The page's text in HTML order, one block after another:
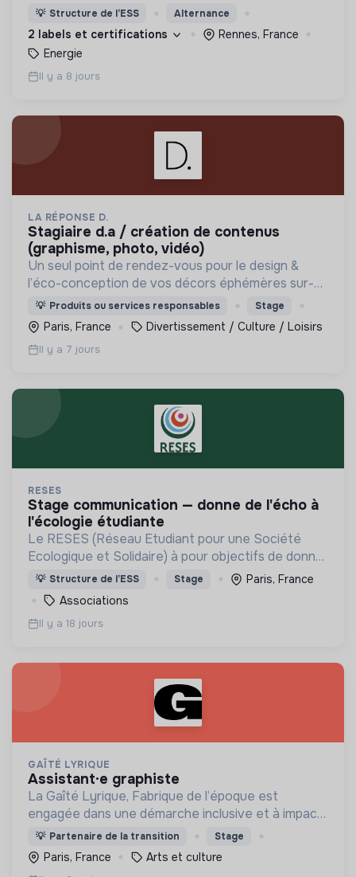
💡 Structure de l’ESS Alternance
2 labels et certifications
Rennes, France
Energie
Il y a 8 jours
LA RÉPONSE D.
stagiaire d.a / création de contenus
(graphisme, photo, vidéo)
Un seul point de rendez-vous pour le design &
l’éco-conception de vos décors éphémères sur-
mesure. Réconcilions désirable et responsable !
💡 Produits ou services responsables Stage
Paris, France Divertissement / Culture / Loisirs
Il y a 7 jours
RESES
stage communication — donne de l'écho à
l'écologie étudiante
Le RESES (Réseau Etudiant pour une Société
Ecologique et Solidaire) à pour objectifs de donner
les clefs au monde étudiant pour en faire un
accélérateur de transition !
💡 Structure de l’ESS Stage
Paris, France
Associations
Il y a 18 jours
GAÎTÉ LYRIQUE
assistant·e graphiste
La Gaîté Lyrique, Fabrique de l’époque est
engagée dans une démarche inclusive et à impact :
nous invitons donc toute personne qui le souhaite
à postuler à cette offre.
💡 Partenaire de la transition Stage
Paris, France Arts et culture